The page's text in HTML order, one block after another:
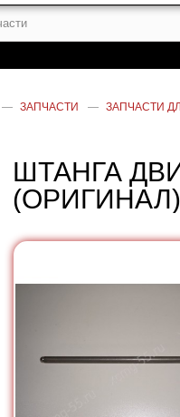
— ЗАПЧАСТИ — ЗАПЧАСТИ
ШТАНГА
(ОРИГИНАЛ)